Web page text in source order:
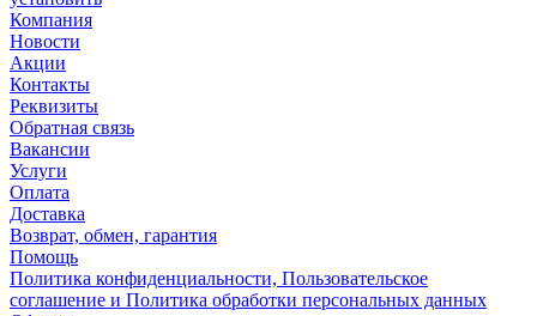
Компания
Новости
Акции
Контакты
Реквизиты
Обратная связь
Вакансии
Услуги
Оплата
Доставка
Возврат, обмен, гарантия
Помощь
Политика конфиденциальности, Пользовательское
соглашение и Политика обработки персональных данных